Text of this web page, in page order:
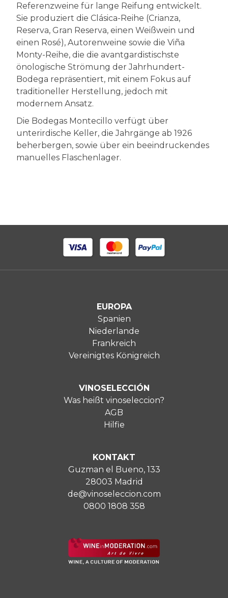
Referenzweine für lange Reifung entwickelt.
Sie produziert die Clásica-Reihe (Crianza,
Reserva, Gran Reserva, einen Weißwein und
einen Rosé), Autorenweine sowie die Viña
Monty-Reihe, die die avantgardistischste
önologische Strömung der Jahrhundert-
Bodega repräsentiert, mit einem Fokus auf
traditioneller Herstellung, jedoch mit
modernem Ansatz.
Die Bodegas Montecillo verfügt über
unterirdische Keller, die Jahrgänge ab 1926
beherbergen, sowie über ein beeindruckendes
manuelles Flaschenlager.
EUROPA
Spanien
Niederlande
Frankreich
Vereinigtes Königreich
VINOSELECCIÓN
Was heißt vinoseleccion?
AGB
Hilfie
KONTAKT
Guzman el Bueno, 133
28003 Madrid
de@vinoseleccion.com
0800 1808 358